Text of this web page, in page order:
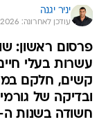
יניר יגנה
עודכן לאחרונה: 4.6.2026 / 10:40
פרסום ראשון:
עשרות בעלי
קשים, חלקם
ובדיקה של